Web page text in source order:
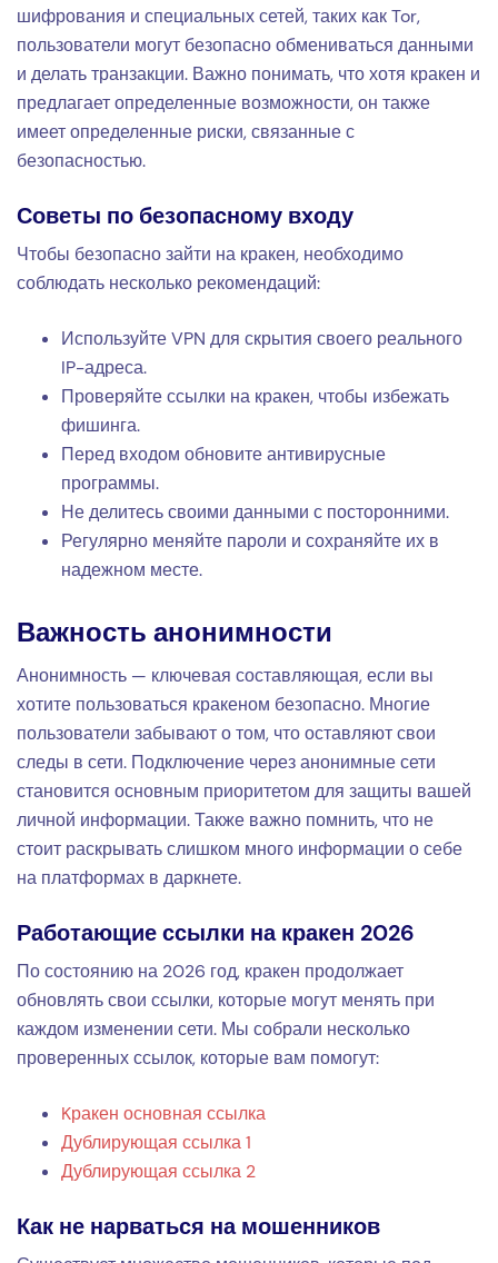
шифрования и специальных сетей, таких как Tor,
пользователи могут безопасно обмениваться данными
и делать транзакции. Важно понимать, что хотя кракен и
предлагает определенные возможности, он также
имеет определенные риски, связанные с
безопасностью.
Советы по безопасному входу
Чтобы безопасно зайти на кракен, необходимо
соблюдать несколько рекомендаций:
Используйте VPN для скрытия своего реального
IP-адреса.
Проверяйте ссылки на кракен, чтобы избежать
фишинга.
Перед входом обновите антивирусные
программы.
Не делитесь своими данными с посторонними.
Регулярно меняйте пароли и сохраняйте их в
надежном месте.
Важность анонимности
Анонимность — ключевая составляющая, если вы
хотите пользоваться кракеном безопасно. Многие
пользователи забывают о том, что оставляют свои
следы в сети. Подключение через анонимные сети
становится основным приоритетом для защиты вашей
личной информации. Также важно помнить, что не
стоит раскрывать слишком много информации о себе
на платформах в даркнете.
Работающие ссылки на кракен 2026
По состоянию на 2026 год, кракен продолжает
обновлять свои ссылки, которые могут менять при
каждом изменении сети. Мы собрали несколько
проверенных ссылок, которые вам помогут:
Kракен основная ссылка
Дублирующая ссылка 1
Дублирующая ссылка 2
Как не нарваться на мошенников